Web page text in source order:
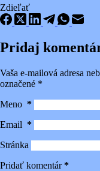
Zdieľať
Pridaj
Vaša e-mailová adresa
označené *
Meno *
Email *
Stránka
Pridať komentár*